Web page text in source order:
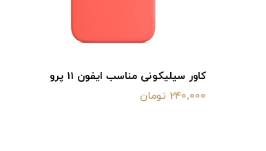
کاور سیلیکونی مناسب ایفون 11 پرو
240,000 تومان